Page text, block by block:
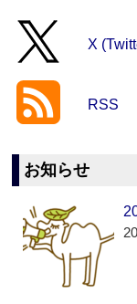
X
RSS
お知らせ